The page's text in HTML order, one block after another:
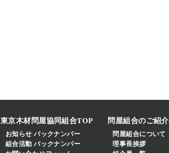
東京木材問屋協同組合TOP
お知らせ バックナンバー
組合活動 バックナンバー
問屋組合のご紹介
問屋組合について
理事長挨拶